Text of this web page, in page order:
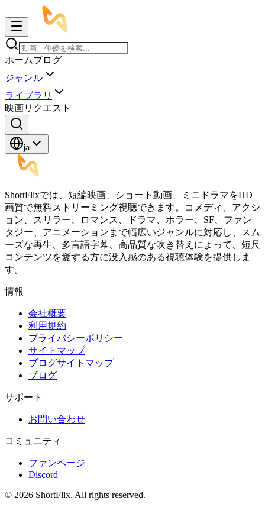
ホームブログ
ジャンル
ライブラリ
映画リクエスト
ja
ShortFlixでは、短編映画、ショート動画、ミニドラマをHD
画質で無料ストリーミング視聴できます。コメディ、アクシ
ョン、スリラー、ロマンス、ドラマ、ホラー、SF、ファン
タジー、アニメーションまで幅広いジャンルに対応し、スム
ーズな再生、多言語字幕、高品質な吹き替えによって、短尺
コンテンツを愛する方に没入感のある視聴体験を提供しま
す。
情報
会社概要
利用規約
プライバシーポリシー
サイトマップ
ブログサイトマップ
ブログ
サポート
お問い合わせ
コミュニティ
ファンページ
Discord
© 2026 ShortFlix. All rights reserved.